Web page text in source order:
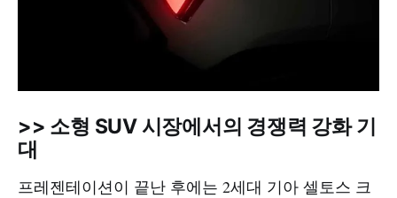
>> 소형 SUV 시장에서의 경쟁력 강화 기
대
프레젠테이션이 끝난 후에는 2세대 기아 셀토스 크